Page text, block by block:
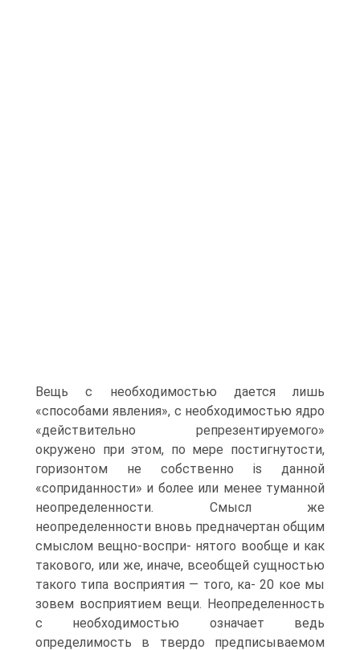
Вещь с необходимостью дается лишь
«способами явления», с необходимостью ядро
«действительно репрезентируемого»
окружено при этом, по мере постигнутости,
горизонтом не собственно is данной
«соприданности» и более или менее туманной
неопределенности. Смысл же
неопределенности вновь предначертан общим
смыслом вещно-воспри- нятого вообще и как
такового, или же, иначе, всеобщей сущностью
такого типа восприятия — того, ка- 20 кое мы
зовем восприятием вещи. Неопределенность
с необходимостью означает ведь
определимость в твердо предписываемом